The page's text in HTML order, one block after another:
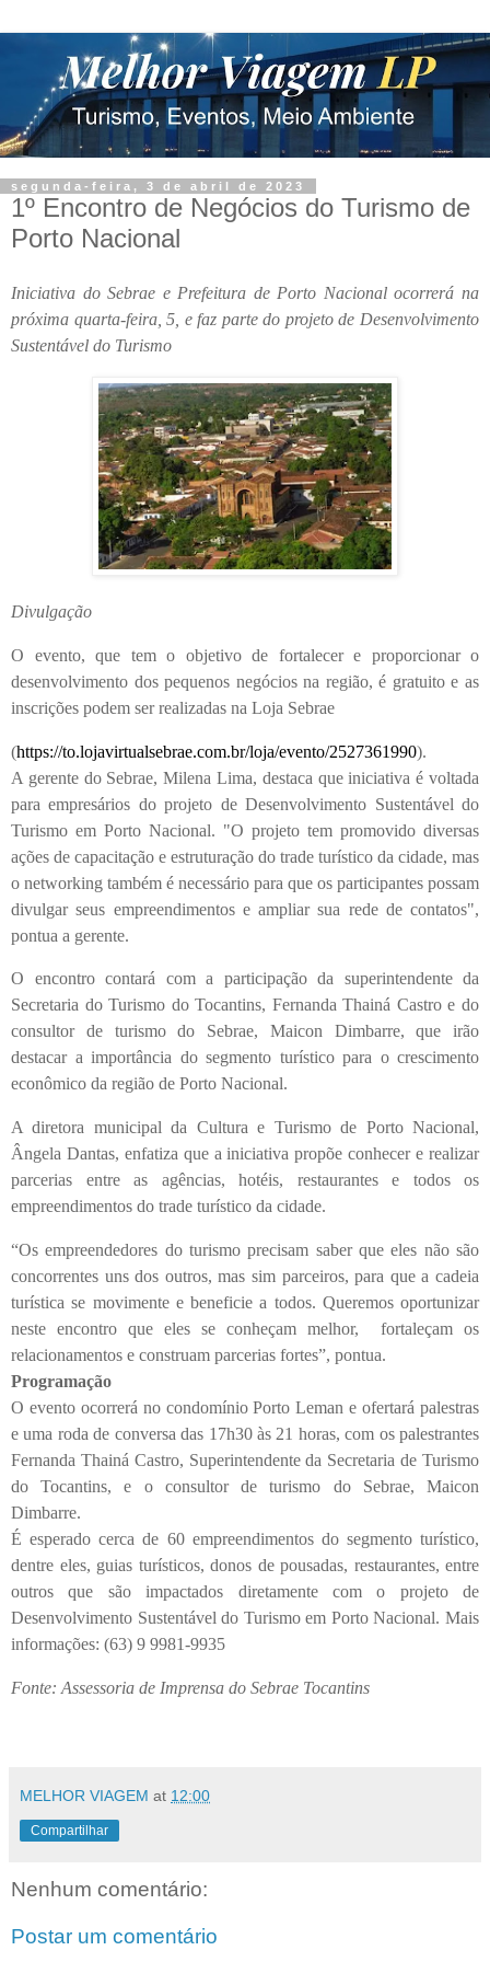
segunda-feira, 3 de abril de 2023
1º Encontro de Negócios do Turismo de
Porto Nacional
Iniciativa do Sebrae e Prefeitura de Porto Nacional ocorrerá na
próxima quarta-feira, 5, e faz parte do projeto de Desenvolvimento
Sustentável do Turismo
Divulgação
O evento, que tem o objetivo de fortalecer e proporcionar o
desenvolvimento dos pequenos negócios na região, é gratuito e as
inscrições podem ser realizadas na Loja Sebrae
(https://to.lojavirtualsebrae.com.br/loja/evento/2527361990).
A gerente do Sebrae, Milena Lima, destaca que iniciativa é voltada
para empresários do projeto de Desenvolvimento Sustentável do
Turismo em Porto Nacional. "O projeto tem promovido diversas
ações de capacitação e estruturação do trade turístico da cidade, mas
o networking também é necessário para que os participantes possam
divulgar seus empreendimentos e ampliar sua rede de contatos",
pontua a gerente.
O encontro contará com a participação da superintendente da
Secretaria do Turismo do Tocantins, Fernanda Thainá Castro e do
consultor de turismo do Sebrae, Maicon Dimbarre, que irão
destacar a importância do segmento turístico para o crescimento
econômico da região de Porto Nacional.
A diretora municipal da Cultura e Turismo de Porto Nacional,
Ângela Dantas, enfatiza que a iniciativa propõe conhecer e realizar
parcerias entre as agências, hotéis, restaurantes e todos os
empreendimentos do trade turístico da cidade.
“Os empreendedores do turismo precisam saber que eles não são
concorrentes uns dos outros, mas sim parceiros, para que a cadeia
turística se movimente e beneficie a todos. Queremos oportunizar
neste encontro que eles se conheçam melhor, fortaleçam os
relacionamentos e construam parcerias fortes”, pontua.
Programação
O evento ocorrerá no condomínio Porto Leman e ofertará palestras
e uma roda de conversa das 17h30 às 21 horas, com os palestrantes
Fernanda Thainá Castro, Superintendente da Secretaria de Turismo
do Tocantins, e o consultor de turismo do Sebrae, Maicon
Dimbarre.
É esperado cerca de 60 empreendimentos do segmento turístico,
dentre eles, guias turísticos, donos de pousadas, restaurantes, entre
outros que são impactados diretamente com o projeto de
Desenvolvimento Sustentável do Turismo em Porto Nacional. Mais
informações: (63) 9 9981-9935
Fonte: Assessoria de Imprensa do Sebrae Tocantins
MELHOR VIAGEM at 12:00
Compartilhar
Nenhum comentário:
Postar um comentário